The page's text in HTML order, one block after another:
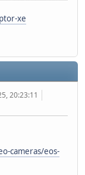
xe
20:23:11
cameras/eos-